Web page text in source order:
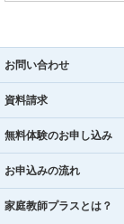
お問い合わせ
資料請求
無料体験のお申し込み
お申込みの流れ
家庭教師プラスとは？